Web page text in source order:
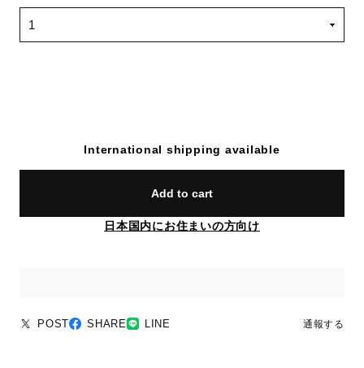
International shipping available
Add to cart
日本国内にお住まいの方向け
POST SHARE LINE 通報する